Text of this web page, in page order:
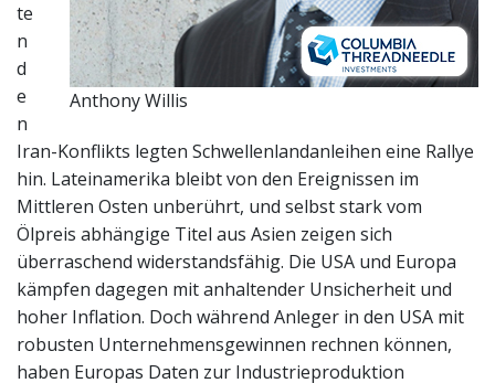
Anthony Willis
te
n
d
e
n
Iran-Konflikts legten Schwellenlandanleihen eine Rallye
hin. Lateinamerika bleibt von den Ereignissen im
Mittleren Osten unberührt, und selbst stark vom
Ölpreis abhängige Titel aus Asien zeigen sich
überraschend widerstandsfähig. Die USA und Europa
kämpfen dagegen mit anhaltender Unsicherheit und
hoher Inflation. Doch während Anleger in den USA mit
robusten Unternehmensgewinnen rechnen können,
haben Europas Daten zur Industrieproduktion